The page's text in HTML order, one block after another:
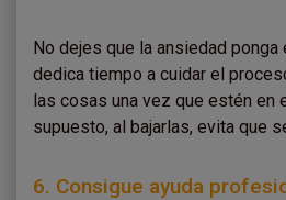
No dejes que la ansiedad
dedica tiempo a cuidar el
las cosas una vez que estén en
supuesto, al bajarlas, evita que
6. Consigue ayuda